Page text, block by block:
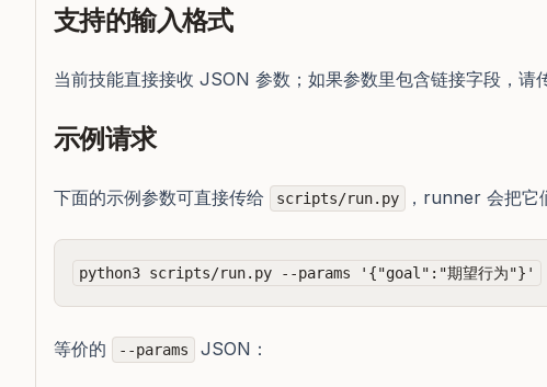
支持的输入格式
当前技能直接接收 JSON 参数；如果参数里包含链接字段，请
示例请求
下面的示例参数可直接传给 scripts/run.py ，runner 会把它
等价的 --params JSON：